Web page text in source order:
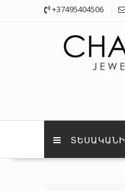
+37495404506
ՏԵՍԱԿԱՆԻ